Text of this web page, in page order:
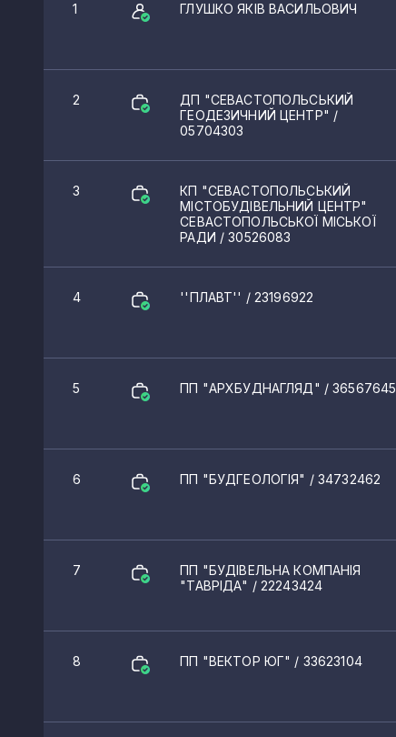
1 ГЛУШКО ЯКІВ ВАСИЛЬОВИЧ
2
ДП "СЕВАСТОПОЛЬСЬКИЙ
ГЕОДЕЗИЧНИЙ ЦЕНТР" /
05704303
3
КП "СЕВАСТОПОЛЬСЬКИЙ
МІСТОБУДІВЕЛЬНИЙ ЦЕНТР"
СЕВАСТОПОЛЬСЬКОЇ МІСЬКОЇ
РАДИ / 30526083
4 ''ПЛАВТ'' / 23196922
5 ПП "АРХБУДНАГЛЯД" / 36567645
6 ПП "БУДГЕОЛОГІЯ" / 34732462
7
ПП "БУДІВЕЛЬНА КОМПАНІЯ
"ТАВРІДА" / 22243424
8 ПП "ВЕКТОР ЮГ" / 33623104